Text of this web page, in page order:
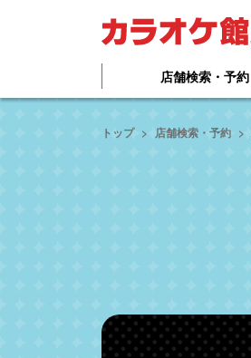
本文へ移動する
店舗検索・予約
トップ 店舗検索・予約